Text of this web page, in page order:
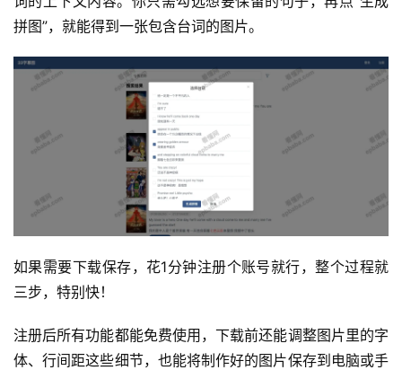
运
营
产
品
拼图”，就能得到一张包含台词的图片。
如果需要下载保存，花1分钟注册个账号就行，整个过程就
三步，特别快！
注册后所有功能都能免费使用，下载前还能调整图片里的字
体、行间距这些细节，也能将制作好的图片保存到电脑或手